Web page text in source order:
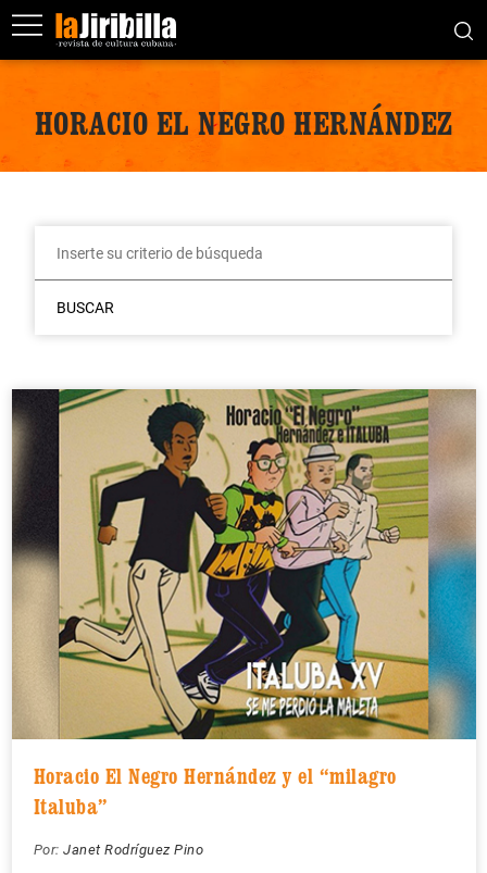
HORACIO EL NEGRO HERNÁNDEZ
BUSCAR
Horacio El Negro Hernández y el “milagro
Italuba”
Por: Janet Rodríguez Pino